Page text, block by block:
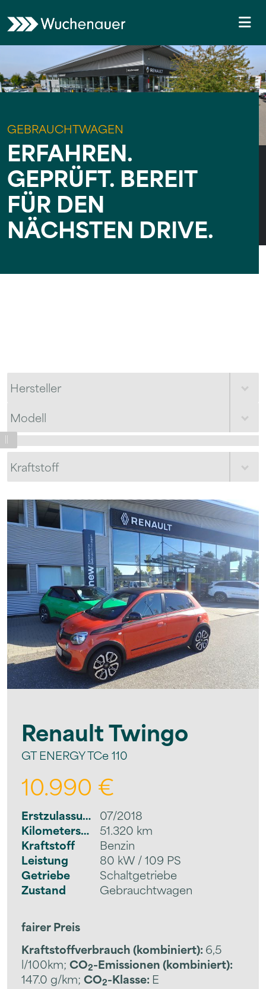
GEBRAUCHTWAGEN
ERFAHREN.
GEPRÜFT. BEREIT
FÜR DEN
NÄCHSTEN DRIVE.
Hersteller
Modell
Erstzulassung ab:2018
Kraftstoff
RenaultTwingo
GT ENERGY TCe 110
10.990 €
Erstzulassung 07/2018
Kilometerstand
51.320 km
Kraftstoff
Benzin
Leistung
80 kW / 109 PS
Getriebe
Schaltgetriebe
Zustand
Gebrauchtwagen
fairer Preis
Kraftstoffverbrauch (kombiniert): 6,5
l/100km; CO2-Emissionen (kombiniert):
147.0 g/km; CO2-Klasse: E